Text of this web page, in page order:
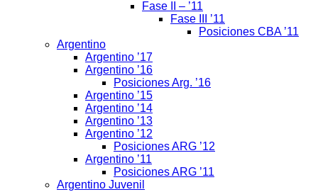
Fase II – ’11
Fase III ’11
Posiciones CBA ’11
Argentino
Argentino ’17
Argentino ’16
Posiciones Arg. ’16
Argentino ’15
Argentino ’14
Argentino ’13
Argentino ’12
Posiciones ARG ’12
Argentino ’11
Posiciones ARG ’11
Argentino Juvenil